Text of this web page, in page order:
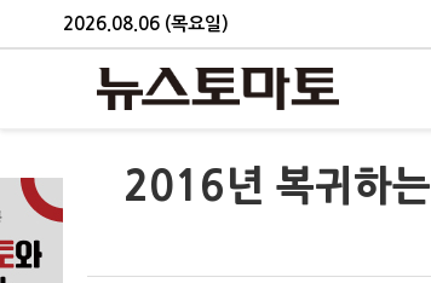
2026.08.06 (목요일)
2016년 복귀하